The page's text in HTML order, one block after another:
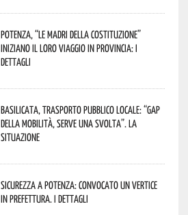
Potenza, “Le Madri della Costituzione”
iniziano il loro viaggio in provincia: i
dettagli
Basilicata, trasporto pubblico locale: “Gap
della mobilità, serve una svolta”. La
situazione
Sicurezza a Potenza: convocato un vertice
in Prefettura. I dettagli